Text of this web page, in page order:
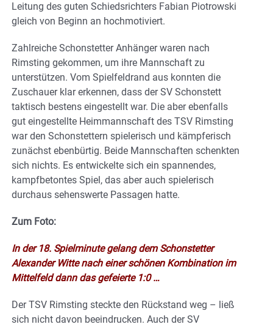
Leitung des guten Schiedsrichters Fabian Piotrowski
gleich von Beginn an hochmotiviert.
Zahlreiche Schonstetter Anhänger waren nach
Rimsting gekommen, um ihre Mannschaft zu
unterstützen. Vom Spielfeldrand aus konnten die
Zuschauer klar erkennen, dass der SV Schonstett
taktisch bestens eingestellt war. Die aber ebenfalls
gut eingestellte Heimmannschaft des TSV Rimsting
war den Schonstettern spielerisch und kämpferisch
zunächst ebenbürtig. Beide Mannschaften schenkten
sich nichts. Es entwickelte sich ein spannendes,
kampfbetontes Spiel, das aber auch spielerisch
durchaus sehenswerte Passagen hatte.
Zum Foto:
In der 18. Spielminute gelang dem Schonstetter
Alexander Witte nach einer schönen Kombination im
Mittelfeld dann das gefeierte 1:0 …
Der TSV Rimsting steckte den Rückstand weg – ließ
sich nicht davon beeindrucken. Auch der SV